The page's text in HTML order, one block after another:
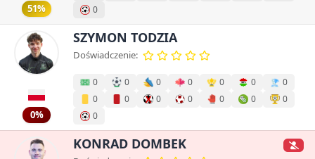
51%
0
0%
SZYMON TODZIA
Doświadczenie:
0 0 0 0 0 0
0
0
0 0 0 0 0
0
0
KONRAD DOMBEK